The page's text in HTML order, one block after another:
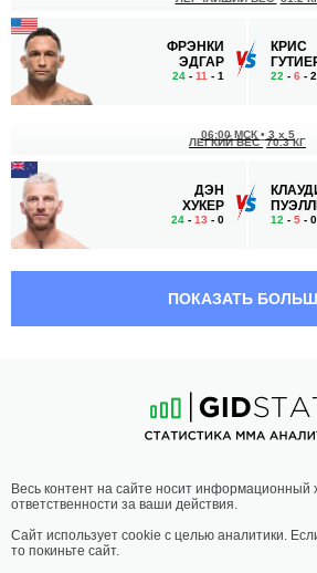
ФРЭНКИ
ЭДГАР
24 - 11 - 1
КРИС
22 - 6 - 2
ДЭН
ХУКЕР
24 - 13 - 0
06:00 МСК • 3 x 5
ЛЕГКИЙ ВЕС 70.3 КГ
12 - 5 - 0
РЕЙЕС
16-5- 0
04:55 МСК•
ПОЛУТЯЖЕЛЫЙ ВЕС 93
ПОКАЗАТЬ
Весь контент на сайте носит
ответственности за ваши действия.
Сайт использует cookie с целью аналитики.
то покиньте сайт.